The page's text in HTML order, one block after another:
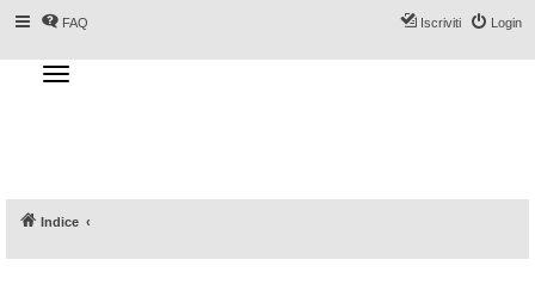
FAQ Login
Iscriviti
T
o
g
a
t
Indice